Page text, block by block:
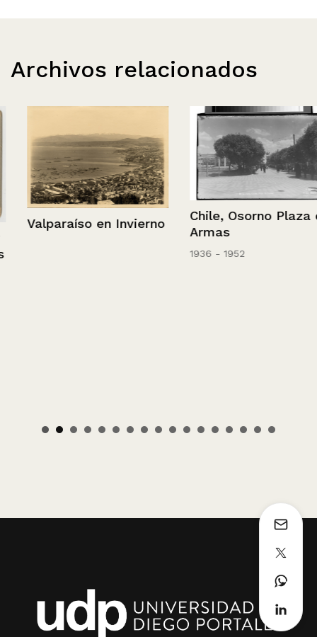
Archivos relacionados
Valparaíso en Invierno
Chile, Osorno Plaza de
Armas
1936 - 1952